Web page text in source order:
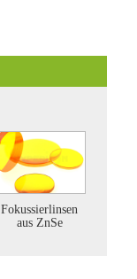
Fokussierlinsen
aus ZnSe